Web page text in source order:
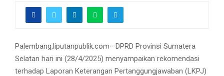
Palembang,liputanpublik.com—DPRD Provinsi Sumatera
Selatan hari ini (28/4/2025) menyampaikan rekomendasi
terhadap Laporan Keterangan Pertanggungjawaban (LKPJ)